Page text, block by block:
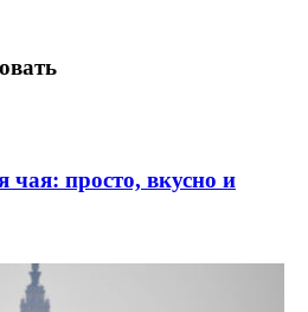
просто, вкусно и